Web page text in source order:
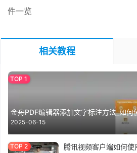
件一览
相关教程
金舟PDF编辑器添加文字标注方法_如何
2025-06-15
腾讯视频客户端如何使